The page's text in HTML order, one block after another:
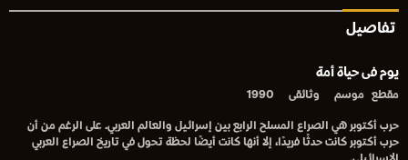
تفاصيل
يوم فى حياة أمة
مقطع موسم وثائقى 1990
حرب أكتوبر هي الصراع المسلح الرابع بين إسرائيل والعالم العربي. على الرغم من أن
حرب أكتوبر كانت حدثًا فريدًا، إلا أنها كانت أيضًا لحظة تحول في تاريخ الصراع العربي